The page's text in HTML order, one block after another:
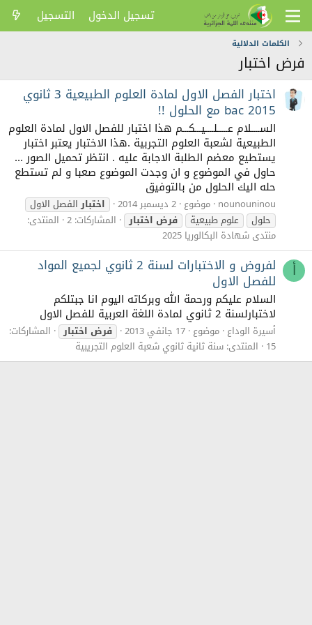
تسجيل الدخول التسجيل
الكلمات الدلالية
فرض اختبار
اختبار الفصل الاول لمادة العلوم الطبيعية 3 ثانوي
bac 2015 مع الحلول !!
الســــلام عـــــلــــيـــكـــم هذا اختبار للفصل الاول لمادة العلوم
الطبيعية لشعبة العلوم التجربية .هذا الاختبار يعتبر اختبار
يستطيع معضم الطلبة الاجابة عليه . انتظر تحميل الصور ...
حاول في الموضوع و ان وجدت الموضوع صعبا و لم تستطع
حله اليك الحلول من بالتوفيق
nounouninou موضوع 2 ديسمبر 2014 اختبارالفصل الاول
حلول
علوم طبيعية فرضاختبار المشاركات: 2
المنتدى:
منتدى شهادة البكالوريا 2025
لفروض و الاختبارات لسنة 2 ثانوي لجميع المواد
للفصل الاول
السلام عليكم ورحمة الله وبركاته اليوم انا جبتلكم
لاختبارلسنة 2 ثانوي لمادة اللغة العربية للفصل الاول
أسيرة الوداع موضوع 17 جانفي 2013 فرضاختبار
المشاركات:
15 المنتدى: سنة ثانية ثانوي شعبة العلوم التجريبية